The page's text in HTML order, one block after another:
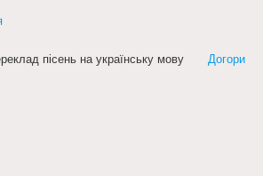
Догори
пісень на українську мову